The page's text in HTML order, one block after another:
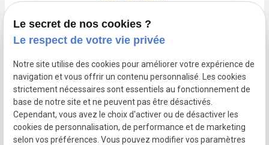
02 78 77 16 56
Nous suivre
trending_flat
Le secret de nos cookies ?
Le respect de votre vie privée
Notre site utilise des cookies pour améliorer votre expérience de
navigation et vous offrir un contenu personnalisé. Les cookies
strictement nécessaires sont essentiels au fonctionnement de
base de notre site et ne peuvent pas être désactivés.
Cependant, vous avez le choix d'activer ou de désactiver les
cookies de personnalisation, de performance et de marketing
selon vos préférences. Vous pouvez modifier vos paramètres